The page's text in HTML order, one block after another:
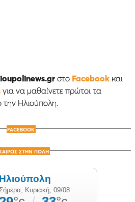
στο Facebookκαι
για να μαθαίνετε πρώτοι τα
την Ηλιούπολη.
FACEBOOK
ΣΤΗΝ ΠΟΛΗ